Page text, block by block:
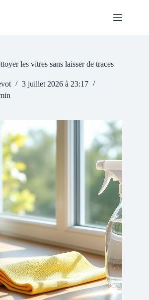
les vitres sans laisser de traces
3 juillet 2026 à 23:17